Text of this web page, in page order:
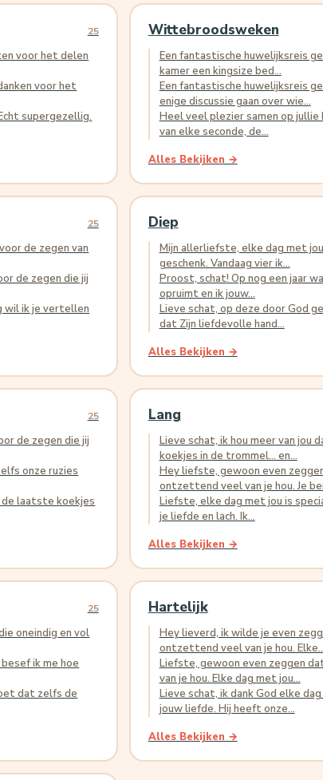
25
voor het delen
voor het
supergezellig.
Wittebroodsweken
Een fantastische huwelijksreis
kamer een kingsize bed...
Een fantastische huwelijksreis
enige discussie gaan over wie...
Heel veel plezier samen op
van elke seconde, de...
Alles Bekijken →
25
de zegen van
de zegen die jij
wil ik je vertellen
Diep
Mijn allerliefste, elke dag met
geschenk. Vandaag vier ik...
Proost, schat! Op nog een jaar
opruimt en ik jouw...
Lieve schat, op deze door God
dat Zijn liefdevolle hand...
Alles Bekijken →
25
de zegen die jij
onze ruzies
de laatste koekjes
Lang
Lieve schat, ik hou meer van jou
koekjes in de trommel… en...
Hey liefste, gewoon even
ontzettend veel van je hou. Je
Liefste, elke dag met jou is
je liefde en lach. Ik...
Alles Bekijken →
25
oneindig en vol
ik me hoe
dat zelfs de
Hartelijk
Hey lieverd, ik wilde je even
ontzettend veel van je hou.
Liefste, gewoon even zeggen
van je hou. Elke dag met jou...
Lieve schat, ik dank God elke
jouw liefde. Hij heeft onze...
Alles Bekijken →